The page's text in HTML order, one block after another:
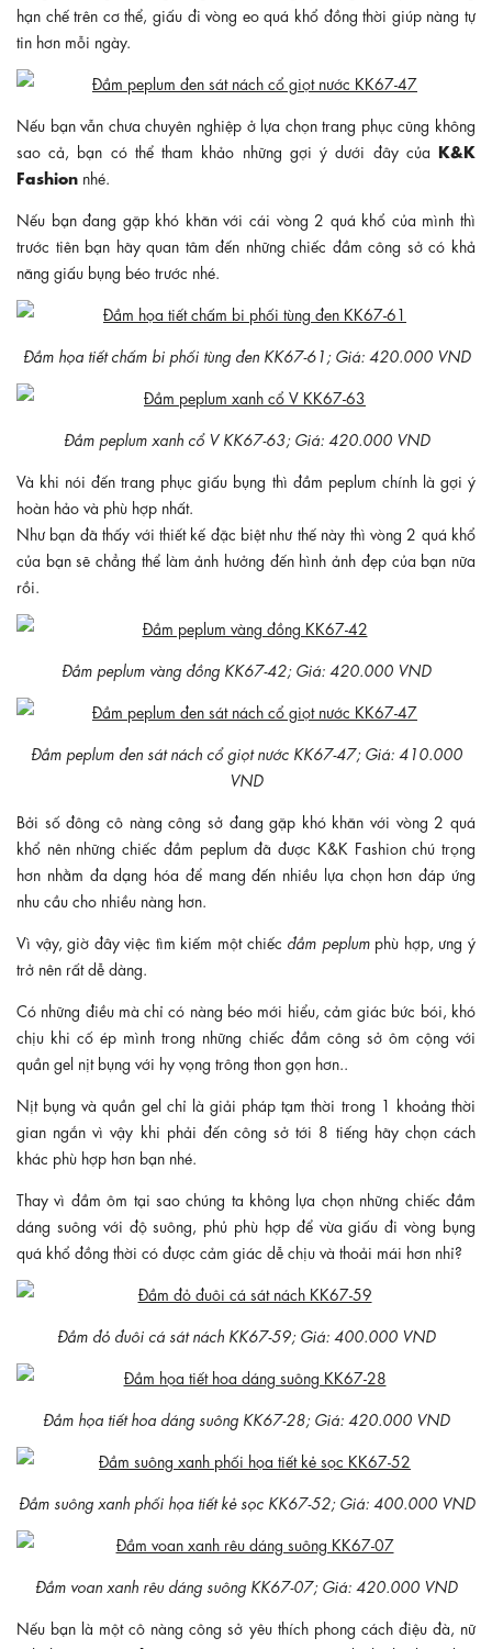
hạn chế trên cơ thể, giấu đi vòng eo quá khổ đồng thời giúp nàng tự
tin hơn mỗi ngày.
Nếu bạn vẫn chưa chuyên nghiệp ở lựa chọn trang phục cũng không
sao cả, bạn có thể tham khảo những gợi ý dưới đây của K&K
Fashion nhé.
Nếu bạn đang gặp khó khăn với cái vòng 2 quá khổ của mình thì
trước tiên bạn hãy quan tâm đến những chiếc đầm công sở có khả
năng giấu bụng béo trước nhé.
Đầm họa tiết chấm bi phối tùng đen KK67-61; Giá: 420.000 VND
Đầm peplum xanh cổ V KK67-63; Giá: 420.000 VND
Và khi nói đến trang phục giấu bụng thì đầm peplum chính là gợi ý
hoàn hảo và phù hợp nhất.
Như bạn đã thấy với thiết kế đặc biệt như thế này thì vòng 2 quá khổ
của bạn sẽ chẳng thể làm ảnh hưởng đến hình ảnh đẹp của bạn nữa
rồi.
Đầm peplum vàng đồng KK67-42; Giá: 420.000 VND
Đầm peplum đen sát nách cổ giọt nước KK67-47; Giá: 410.000
VND
Bởi số đông cô nàng công sở đang gặp khó khăn với vòng 2 quá
khổ nên những chiếc đầm peplum đã được K&K Fashion chú trọng
hơn nhằm đa dạng hóa để mang đến nhiều lựa chọn hơn đáp ứng
nhu cầu cho nhiều nàng hơn.
Vì vậy, giờ đây việc tìm kiếm một chiếc đầm peplumphù hợp, ưng ý
trở nên rất dễ dàng.
Có những điều mà chỉ có nàng béo mới hiểu, cảm giác bức bói, khó
chịu khi cố ép mình trong những chiếc đầm công sở ôm cộng với
quần gel nịt bụng với hy vọng trông thon gọn hơn..
Nịt bụng và quần gel chỉ là giải pháp tạm thời trong 1 khoảng thời
gian ngắn vì vậy khi phải đến công sở tới 8 tiếng hãy chọn cách
khác phù hợp hơn bạn nhé.
Thay vì đầm ôm tại sao chúng ta không lựa chọn những chiếc đầm
dáng suông với độ suông, phủ phù hợp để vừa giấu đi vòng bụng
quá khổ đồng thời có được cảm giác dễ chịu và thoải mái hơn nhỉ?
Đầm đỏ đuôi cá sát nách KK67-59; Giá: 400.000 VND
Đầm họa tiết hoa dáng suông KK67-28; Giá: 420.000 VND
Đầm suông xanh phối họa tiết kẻ sọc KK67-52; Giá: 400.000 VND
Đầm voan xanh rêu dáng suông KK67-07; Giá: 420.000 VND
Nếu bạn là một cô nàng công sở yêu thích phong cách điệu đà, nữ